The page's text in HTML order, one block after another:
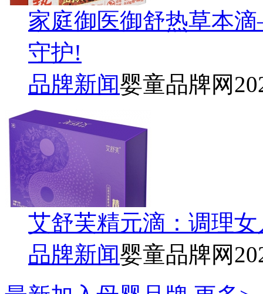
家庭御医御舒热草本
守护!
品牌新闻婴童品牌网
艾舒芙精元滴：调理
品牌新闻婴童品牌网